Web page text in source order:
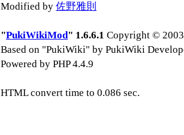
Modified by 佐野雅則
"PukiWikiMod" 1.6.6.1 Copyright ©
Based on "PukiWiki" by PukiWiki
Powered by PHP 4.4.9
HTML convert time to 0.086 sec.